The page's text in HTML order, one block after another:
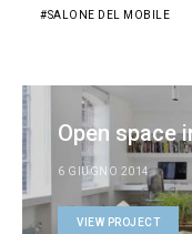
SALONE DEL MOBILE
Open space
6 GIUGNO 2014
VIEW PROJECT